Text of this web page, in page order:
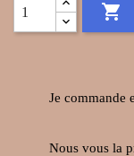

Je commande
Nous vous la